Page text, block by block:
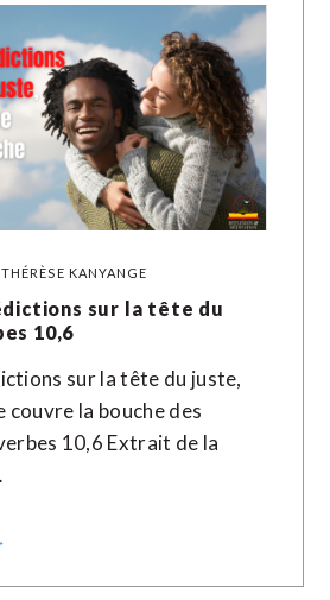
THÉRÈSE KANYANGE
sur la tête du
10,6
sur la tête du juste,
couvre la bouche des
10,6 Extrait de la